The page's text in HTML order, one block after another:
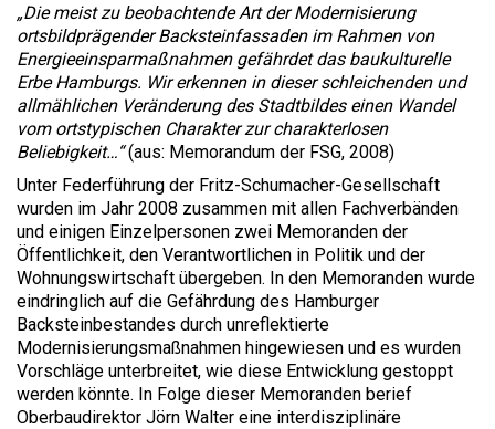
„Die meist zu beobachtende Art der Modernisierung
ortsbildprägender Backsteinfassaden im Rahmen von
Energieeinsparmaßnahmen gefährdet das baukulturelle
Erbe Hamburgs. Wir erkennen in dieser schleichenden und
allmählichen Veränderung des Stadtbildes einen Wandel
vom ortstypischen Charakter zur charakterlosen
Beliebigkeit…“(aus: Memorandum der FSG, 2008)
Unter Federführung der Fritz-Schumacher-Gesellschaft
wurden im Jahr 2008 zusammen mit allen Fachverbänden
und einigen Einzelpersonen zwei Memoranden der
Öffentlichkeit, den Verantwortlichen in Politik und der
Wohnungswirtschaft übergeben. In den Memoranden wurde
eindringlich auf die Gefährdung des Hamburger
Backsteinbestandes durch unreflektierte
Modernisierungsmaßnahmen hingewiesen und es wurden
Vorschläge unterbreitet, wie diese Entwicklung gestoppt
werden könnte. In Folge dieser Memoranden berief
Oberbaudirektor Jörn Walter eine interdisziplinäre